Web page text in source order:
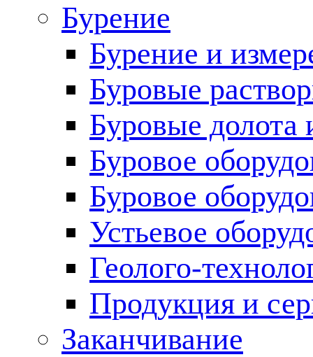
Бурение
Бурение и
Буровые
Буровые долота
Буровое
Буровое
Устьевое
Геолого-
Продукция и
Заканчивание